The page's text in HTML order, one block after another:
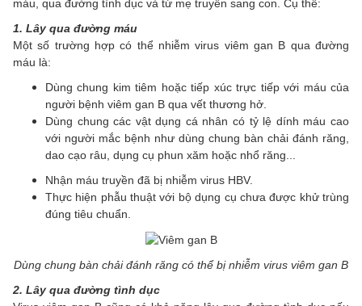
máu, qua đường tình dục và từ mẹ truyền sang con. Cụ thể:
1. Lây qua đường máu
Một số trường hợp có thể nhiễm virus viêm gan B qua đường
máu là:
Dùng chung kim tiêm hoặc tiếp xúc trực tiếp với máu của
người bệnh viêm gan B qua vết thương hở.
Dùng chung các vật dụng cá nhân có tỷ lệ dính máu cao
với người mắc bệnh như dùng chung bàn chải đánh răng,
dao cạo râu, dụng cụ phun xăm hoặc nhổ răng...
Nhận máu truyền đã bị nhiễm virus HBV.
Thực hiện phẫu thuật với bộ dụng cụ chưa được khử trùng
đúng tiêu chuẩn.
Dùng chung bàn chải đánh răng có thể bị nhiễm virus viêm gan B
2. Lây qua đường tình dục